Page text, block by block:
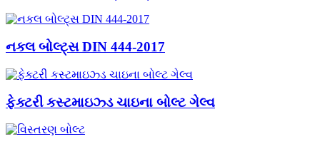
નકલ બોલ્ટ્સ DIN 444-2017
ફેક્ટરી કસ્ટમાઇઝ્ડ ચાઇના બોલ્ટ ગેલ્વ